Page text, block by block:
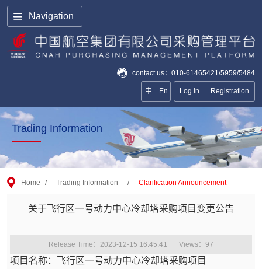
Navigation
contact us：010-61465421/5959/5484
中 En Log In Registration
Trading Information
Home / Trading Information / Clarification Announcement
关于飞行区一号动力中心冷却塔采购项目变更公告
Release Time：2023-12-15 16:45:41 Views： 97
项目名称：飞行区一号动力中心冷却塔采购项目